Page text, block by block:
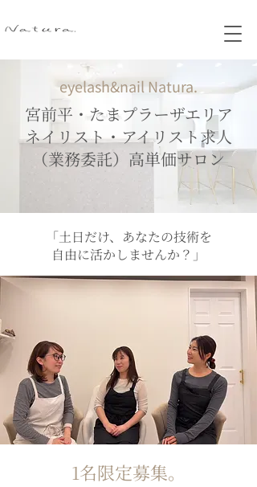
宮前平・たまプラーザエリア
ネイリスト・アイリスト求人
（業務委託）高単価サロン
eyelash&nail Natura.
「土日だけ、あなたの技術を
自由に活かしませんか？」
1名限定募集。